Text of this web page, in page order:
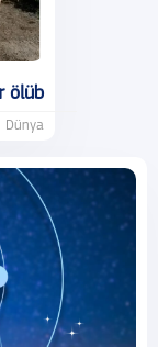
ölüb
Dünya